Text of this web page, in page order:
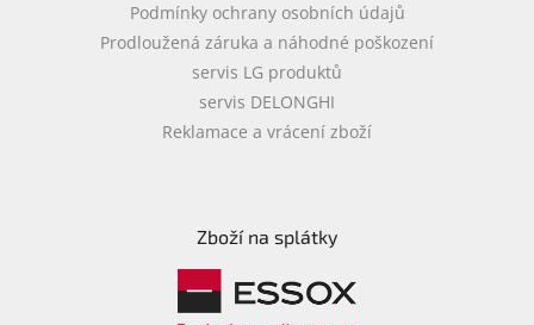
Podmínky ochrany osobních údajů
Prodloužená záruka a náhodné poškození
servis LG produktů
servis DELONGHI
Reklamace a vrácení zboží
Zboží na splátky